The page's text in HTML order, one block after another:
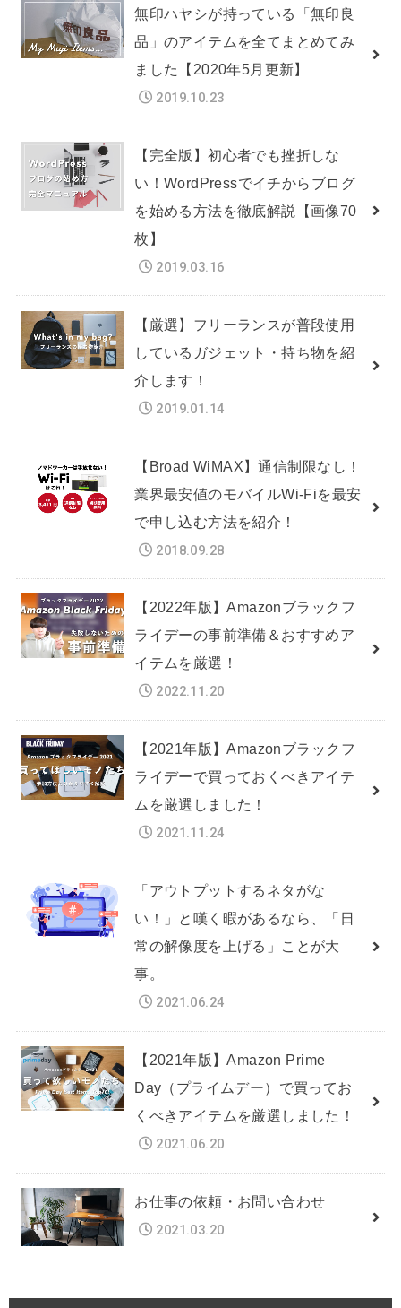
無印ハヤシが持っている「無印良
品」のアイテムを全てまとめてみ
ました【2020年5月更新】
2019.10.23
【完全版】初心者でも挫折しな
い！WordPressでイチからブログ
を始める方法を徹底解説【画像70
枚】
2019.03.16
【厳選】フリーランスが普段使用
しているガジェット・持ち物を紹
介します！
2019.01.14
【Broad WiMAX】通信制限なし！
業界最安値のモバイルWi-Fiを最安
で申し込む方法を紹介！
2018.09.28
【2022年版】Amazonブラックフ
ライデーの事前準備＆おすすめア
イテムを厳選！
2022.11.20
【2021年版】Amazonブラックフ
ライデーで買っておくべきアイテ
ムを厳選しました！
2021.11.24
「アウトプットするネタがな
い！」と嘆く暇があるなら、「日
常の解像度を上げる」ことが大
事。
2021.06.24
【2021年版】Amazon Prime
Day（プライムデー）で買ってお
くべきアイテムを厳選しました！
2021.06.20
お仕事の依頼・お問い合わせ
2021.03.20